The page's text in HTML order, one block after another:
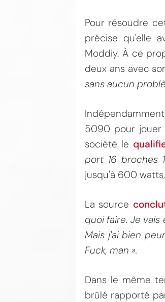
Pour résoudre
précise qu'elle
Moddiy. À ce
deux ans avec
sans aucun
5090 pour jouer
société le
port 16 broches
jusqu'à 600
La source
quoi faire. Je
Mais j'ai bien
Fuck, man ».
Dans le même
brûlé rapporté